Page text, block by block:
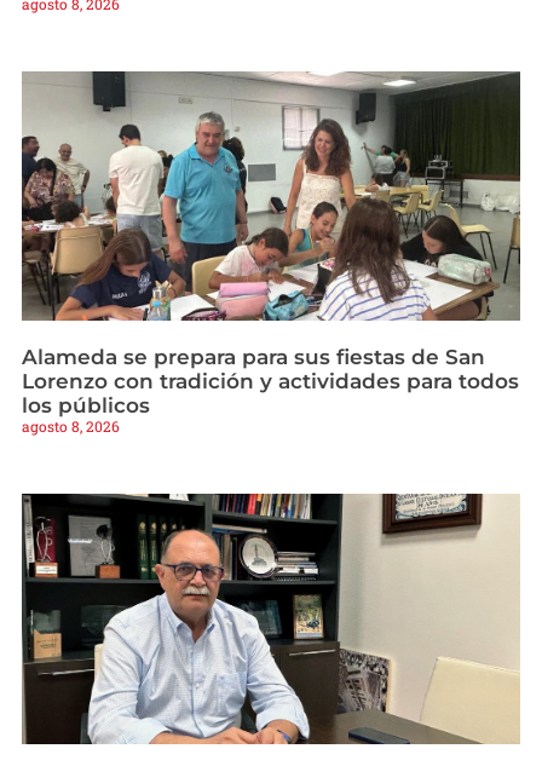
agosto 8, 2026
Alameda se prepara para sus fiestas de San
Lorenzo con tradición y actividades para todos
los públicos
agosto 8, 2026